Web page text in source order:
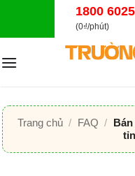
dung
1800 6025
(0₫/phút)
Trang chủ / FAQ /